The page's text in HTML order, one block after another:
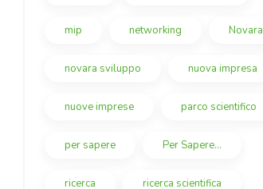
mip networking Novara
novara sviluppo nuova impresa
nuove imprese parco scientifico
per sapere Per Sapere...
ricerca ricerca scientifica